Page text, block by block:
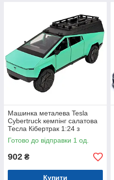
Машинка металева Tesla
Cybertruck кемпінг салатова
Тесла Кібертрак 1:24 з
кухнею інерція звук світло
(AP7727)
Готово до відправки 1 од.
902 ₴
Купити